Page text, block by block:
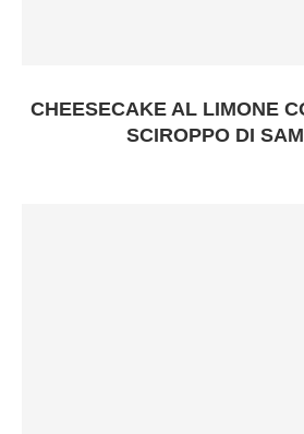
CHEESECAKE AL LIMONE
SCIROPPO DI